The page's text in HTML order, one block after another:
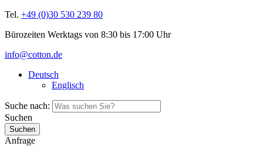
Tel. +49 (0)30 530 239 80
Bürozeiten Werktags von 8:30 bis 17:00 Uhr
info@cotton.de
Deutsch
Englisch
Suche nach:
Suchen
Anfrage